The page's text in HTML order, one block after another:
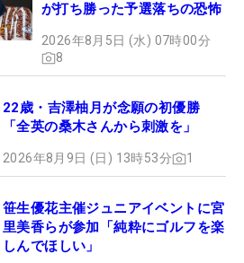
が打ち勝った予選落ちの恐怖
2026年8月5日 (水) 07時00分
8
22歳・吉澤柚月が念願の初優勝
「全英の桑木さんから刺激を」
2026年8月9日 (日) 13時53分 1
笹生優花主催ジュニアイベントに宮
里美香らが参加「純粋にゴルフを楽
しんでほしい」